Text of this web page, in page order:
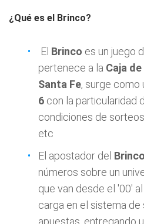
¿Qué es el Brinco?
El Brinco es un juego
pertenece a la Caja
Santa Fe, surge como
6 con la particularidad
condiciones de
etc
El apostador del Brinco
números sobre un
que van desde el '00'
carga en el sistema